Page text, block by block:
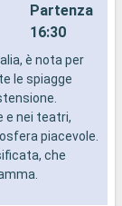
Partenza
16:30
è nota per
le spiagge
e nei teatri,
piacevole.
che